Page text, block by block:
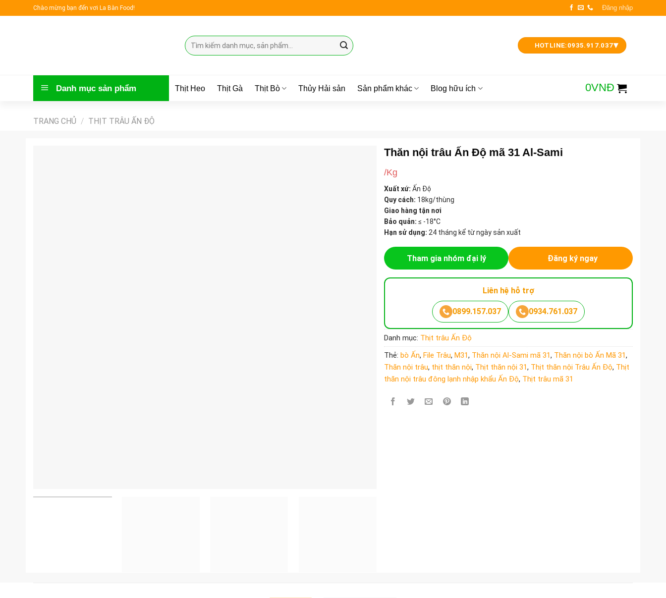
to
Chào mừng bạn đến vơi La Bàn Food! Đăng nhập
Tìm
kiếm:
HOTLINE: 0935.917.037▾
Danh mục sản phẩm Thịt Heo Thịt Gà Thịt Bò Thủy Hải sản Sản phẩm khác Blog hữu ích 0VNĐ
TRANG CHỦ / THỊT TRÂU ẤN ĐỘ
Thăn nội trâu Ấn Độ mã 31 Al-Sami
/Kg
Xuất xứ: Ấn Độ
Quy cách: 18kg/thùng
Giao hàng tận nơi
Bảo quản: ≤ -18°C
Hạn sử dụng: 24 tháng kể từ ngày sản xuất
Tham gia nhóm đại lý Đăng ký ngay
Liên hệ hỗ trợ
0899.157.037 0934.761.037
Danh mục: Thịt trâu Ấn Độ
Thẻ:bò Ấn,File Trâu,M31, Thăn nội Al-Sami mã 31, Thăn nội bò Ấn Mã 31,
Thăn nội trâu, thịt thăn nội, Thịt thăn nội 31, Thịt thăn nội Trâu Ấn Độ, Thịt
thăn nội trâu đông lạnh nhập khẩu Ấn Độ, Thịt trâu mã 31